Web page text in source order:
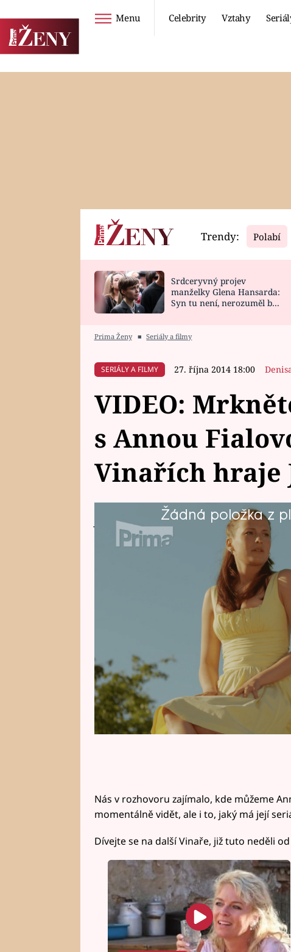
Menu Celebrity Vztahy
Horoskopy
HOROSKOP NA
Video
CELEBRITY
VAŘENÍ
Trendy: Polabí
Srdceryvný projev
manželky Glena Hansarda:
Syn tu není, nerozuměl by
Prima Ženy ■ Seriály a filmy
SERIÁLY A FILMY 27. října 2014 18:00
VIDEO:
s Annou
Vinařích hraje
Žádná položka z
Juliin táta je František Vlček,
tak trochu strach. Tedy snad až na
Pavlíčkem. Bedřicha Vlček prostě
žádný problém. Aby ho taky měl,
Nás v rozhovoru zajímalo, kde můžeme
momentálně vidět, ale i to, jaký má její
Dívejte se na další Vinaře, již tuto neděli